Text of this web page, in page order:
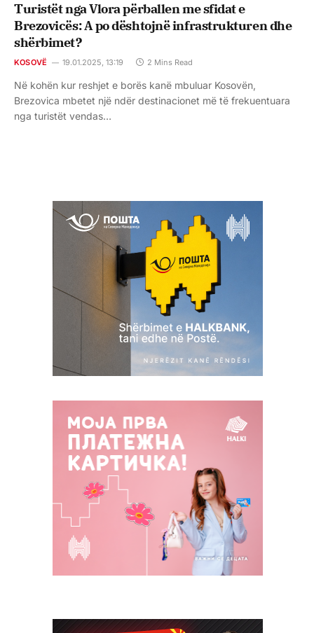
Turistët nga Vlora përballen me sfidat e
Brezovicës: A po dështojnë infrastrukturen dhe
shërbimet?
KOSOVË 19.01.2025, 13:19 2 Mins Read
Në kohën kur reshjet e borës kanë mbuluar Kosovën,
Brezovica mbetet një ndër destinacionet më të frekuentuara
nga turistët vendas…